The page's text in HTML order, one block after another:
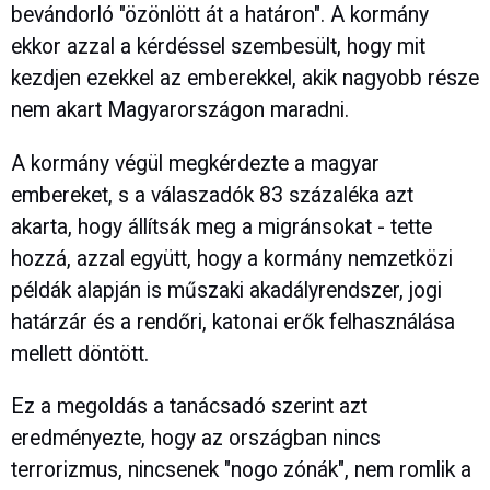
bevándorló "özönlött át a határon". A kormány
ekkor azzal a kérdéssel szembesült, hogy mit
kezdjen ezekkel az emberekkel, akik nagyobb része
nem akart Magyarországon maradni.
A kormány végül megkérdezte a magyar
embereket, s a válaszadók 83 százaléka azt
akarta, hogy állítsák meg a migránsokat - tette
hozzá, azzal együtt, hogy a kormány nemzetközi
példák alapján is műszaki akadályrendszer, jogi
határzár és a rendőri, katonai erők felhasználása
mellett döntött.
Ez a megoldás a tanácsadó szerint azt
eredményezte, hogy az országban nincs
terrorizmus, nincsenek "nogo zónák", nem romlik a